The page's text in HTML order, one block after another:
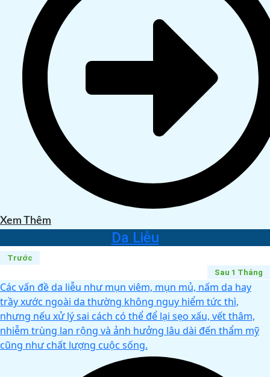
Xem Thêm
Da Liễu
Trước
Sau 1 Tháng
Các vấn đề da liễu như mụn viêm, mụn mủ, nấm da hay
trầy xước ngoài da thường không nguy hiểm tức thì,
nhưng nếu xử lý sai cách có thể để lại sẹo xấu, vết thâm,
nhiễm trùng lan rộng và ảnh hưởng lâu dài đến thẩm mỹ
cũng như chất lượng cuộc sống.